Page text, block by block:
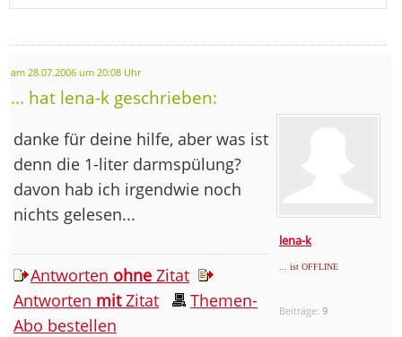
am 28.07.2006 um 20:08 Uhr
... hat lena-k geschrieben:
lena-k
... ist OFFLINE
Beiträge:9
danke für deine hilfe, aber was ist
denn die 1-liter darmspülung?
davon hab ich irgendwie noch
nichts gelesen...
Antworten ohne Zitat
Antworten mitZitat
Themen-
Abo bestellen